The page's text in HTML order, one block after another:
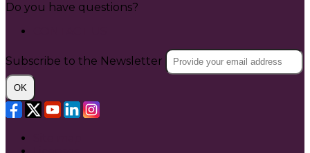
Do you have questions?
Subscribe to the Newsletter
OK